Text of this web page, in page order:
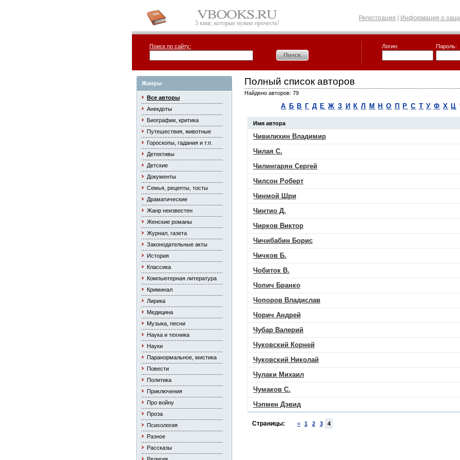
5 книг, которые нужно прочесть!
Регистрация Информация о
Поиск по сайту: Логин: Пароль:
Жанры
Все авторы
Анекдоты
Биографии, критика
Путешествия, животные
Гороскопы, гадания и т.п.
Детективы
Детские
Документы
Семья, рецепты, тосты
Драматические
Жанр неизвестен
Женские романы
Журнал, газета
Законодательные акты
История
Классика
Компьютерная литература
Криминал
Лирика
Медицина
Музыка, песни
Наука и техника
Науки
Паранормальное, мистика
Повести
Политика
Приключения
Про войну
Проза
Психология
Разное
Рассказы
Полный список авторов
Найдено авторов: 79
А Б В Г Д Е Ж З И К Л М Н О П Р С Т У Ф Х Ц
Имя автора
Чивилихин Владимир
Чилая С.
Чилингарян Сергей
Чилсон Роберт
Чинмой Шри
Чинтио Д.
Чирков Виктор
Чичибабин Борис
Чичков Б.
Чобиток В.
Чопич Бранко
Чопоров Владислав
Чорич Андрей
Чубар Валерий
Чуковский Корней
Чуковский Николай
Чулаки Михаил
Чумаков С.
Чэпмен Дэвид
Страницы: « 1 2 3 4